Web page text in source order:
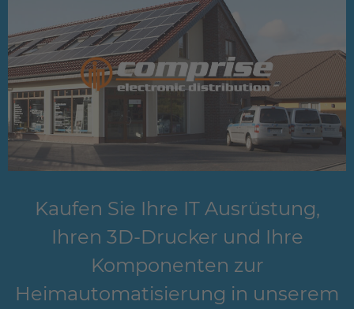
Kaufen Sie Ihre IT Ausrüstung,
Ihren 3D-Drucker und Ihre
Komponenten zur
Heimautomatisierung in unserem